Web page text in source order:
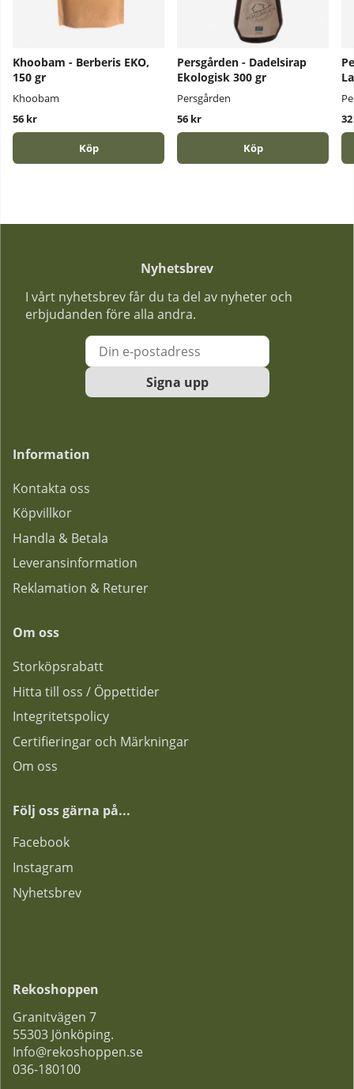
Khoobam - Berberis EKO,
150 gr
Khoobam
56 kr
Köp
Persgården - Dadelsirap
Ekologisk 300 gr
Persgården
56 kr
Köp
Nyhetsbrev
I vårt nyhetsbrev får du ta del av nyheter och
erbjudanden före alla andra.
Signa upp
Information
Kontakta oss
Köpvillkor
Handla & Betala
Leveransinformation
Reklamation & Returer
Om oss
Storköpsrabatt
Hitta till oss / Öppettider
Integritetspolicy
Certifieringar och Märkningar
Om oss
Följ oss gärna på...
Facebook
Instagram
Nyhetsbrev
Rekoshoppen
Granitvägen 7
55303 Jönköping.
Info@rekoshoppen.se
036-180100